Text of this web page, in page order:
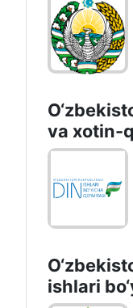
va xotin-
ishlаri